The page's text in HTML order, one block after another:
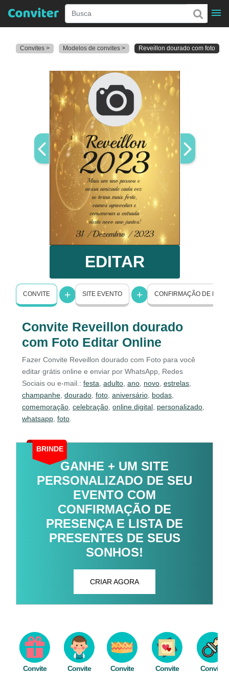
Convites > Modelos de convites > Reveillon dourado com foto
EDITAR
CONVITE SITE EVENTO CONFIRMAÇÃO DE
Convite Reveillon dourado
com Foto Editar Online
Fazer Convite Reveillon dourado com Foto para você
editar grátis online e enviar por WhatsApp, Redes
Sociais ou e-mail.: festa adulto ano novo estrelas
champanhe dourado foto aniversário bodas
comemoração celebração online digital personalizado
whatsapp foto
BRINDE
GANHE + UM SITE
PERSONALIZADO DE SEU
EVENTO COM
CONFIRMAÇÃO DE
PRESENÇA E LISTA DE
PRESENTES DE SEUS
SONHOS!
CRIAR AGORA
Convite
Convite
Convite
Convite
Convite